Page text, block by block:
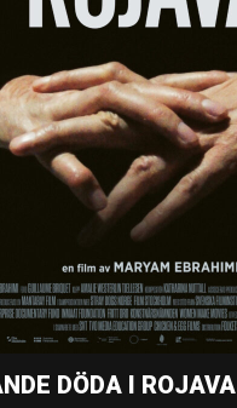
DÖDA I ROJAVA